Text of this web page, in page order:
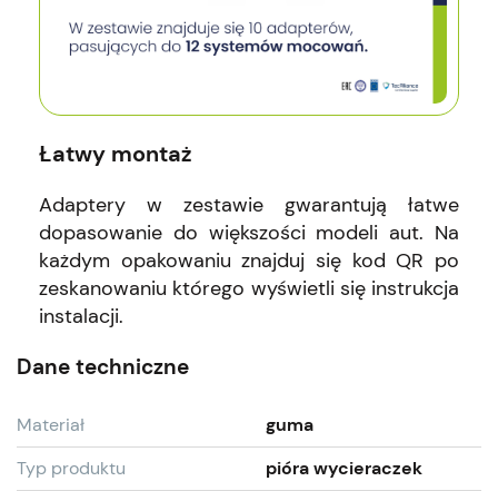
Łatwy montaż
Adaptery w zestawie gwarantują łatwe
dopasowanie do większości modeli aut. Na
każdym opakowaniu znajduj się kod QR po
zeskanowaniu którego wyświetli się instrukcja
instalacji.
Dane techniczne
Materiał
guma
Typ produktu
pióra wycieraczek